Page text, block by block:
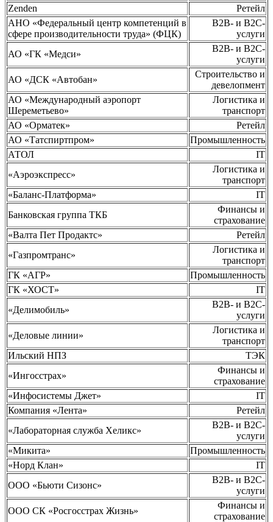
Zenden
Ретейл
АНО «Федеральный центр компетенций в
сфере производительности труда» (ФЦК)
B2B- и B2C-
услуги
АО «ГК «Медси»
B2B- и B2C-
услуги
АО «ДСК «Автобан»
Строительство и
девелопмент
АО «Международный аэропорт
Шереметьево»
Логистика и
транспорт
АО «Орматек»
Ретейл
АО «Татспиртпром»
Промышленность
АТОЛ
IT
«Аэроэкспресс»
Логистика и
транспорт
«Баланс-Платформа»
IT
Банковская группа ТКБ
Финансы и
страхование
«Валта Пет Продактс»
Ретейл
«Газпромтранс»
Логистика и
транспорт
ГК «АГР»
Промышленность
ГК «ХОСТ»
IT
«Делимобиль»
B2B- и B2C-
услуги
«Деловые линии»
Логистика и
транспорт
Ильский НПЗ
ТЭК
«Ингосстрах»
Финансы и
страхование
«Инфосистемы Джет»
IT
Компания «Лента»
Ретейл
«Лабораторная служба Хеликс»
B2B- и B2C-
услуги
«Микита»
Промышленность
«Норд Клан»
IT
ООО «Бьюти Сизонс»
B2B- и B2C-
услуги
ООО СК «Росгосстрах Жизнь»
Финансы и
страхование